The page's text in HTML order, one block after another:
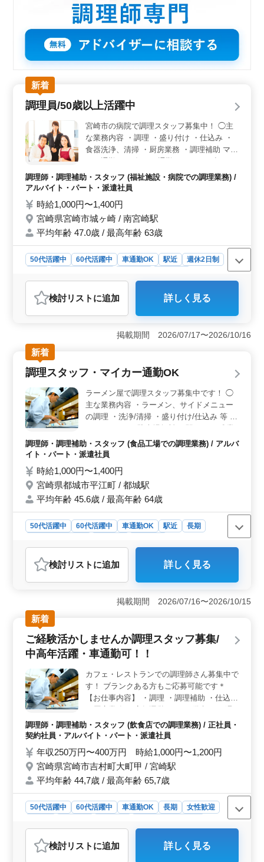
新着
調理員/50歳以上活躍中
宮崎市の病院で調理スタッフ募集中！ ◯主
な業務内容 ・調理 ・盛り付け ・仕込み ・
食器洗浄、清掃 ・厨房業務 ・調理補助 マイ
済みます。 ＊ブランクOK ＊昇給制度あり
＊車通勤OK ＊50歳以上活躍中 ＊60歳以上
調理師・調理補助・スタッフ (福祉施設・病院での調理業務) /
アルバイト・パート・派遣社員
時給1,000円〜1,400円
宮崎県宮崎市城ヶ崎 / 南宮崎駅
平均年齢 47.0歳 / 最高年齢 63歳
50代活躍中 60代活躍中 車通勤OK 駅近
週休2日制
調理師・調理補助・スタッフ
おすすめポイント
＜経験不問・ブランクOK＞ 調理経験が1年以上あれば
応募可能で、ブランクがあっても問題ありません。中高
年も活躍中で、年齢を気にせず働ける環境が整っていま
す。 ＜通勤しやすい環境＞ 駅から近く、車通勤も
OK。駐車場も完備されており、毎日の通勤が快適です。
通勤手当の支給もあり、通勤の負担もカバーされま
す。 ＜働きやすい勤務体制＞ 週3〜5日の勤務で、
週休二日制。シフト制で柔軟な働き方が可能です。残業
も少なく、プライベートの時間も大切にできます。
検討リスト に追加 詳しく見る
掲載期間 2026/07/17〜2026/10/16
新着
調理スタッフ・マイカー通勤OK
ラーメン屋で調理スタッフ募集中です！ ◯
主な業務内容 ・ラーメン、サイドメニュー
の調理 ・洗浄/清掃 ・盛り付け/仕込み 等 ＊
マイカーOK ＊駐車場無料 ＊駅チカ ＊残業
なし 地域に密着した、アットホームな職場
です。 ブランクがあっても安心してくださ
調理師・調理補助・スタッフ (食品工場での調理業務) / アルバ
イト・パート・派遣社員
時給1,000円〜1,400円
宮崎県都城市平江町 / 都城駅
平均年齢 45.6歳 / 最高年齢 64歳
50代活躍中 60代活躍中 車通勤OK 駅近
長期
調理師・調理補助・スタッフ
おすすめポイント
＜シニアが活躍できる職場＞ シニア世代が多く活躍し
ている職場です。ブランクがあっても調理経験が1年以上
あれば応募することができます。スキルがある方は、即
戦力として活躍できる環境が整っています。 ＜柔軟
な働き方＞ シフトは相談に応じて柔軟に対応できま
す。残業がなく、勤務時間も4時間程度のため、家庭やプ
ライベートとの両立がしやすい環境です。車通勤も可能
す。 ＜地域貢献とチームワーク＞ 地域に感動を提
供することをみんなで目指し、チームワークのよい職場
です。心のこもった接客と美味しい料理を提供すること
で、地域の皆さんに喜ばれるお店作りに貢献できる点が
魅力です。
検討リスト に追加 詳しく見る
掲載期間 2026/07/16〜2026/10/15
新着
ご経験活かしませんか調理スタッフ募集/
中高年活躍・車通勤可！！
カフェ・レストランでの調理師さん募集中で
す！ ブランクある方もご応募可能です＊
【お仕事内容】 ・調理 ・調理補助 ・仕込み
休2日シフト制 ・車通勤可能 ・社会保険完
備 ・交通費実費支給 ベテランならではのご
はお問い合わせください！
調理師・調理補助・スタッフ (飲食店での調理業務) / 正社員・
契約社員・アルバイト・パート・派遣社員
年収250万円〜400万円 時給1,000円〜1,200円
宮崎県宮崎市吉村町大町甲 / 宮崎駅
平均年齢 44,7歳 / 最高年齢 65,7歳
50代活躍中 60代活躍中 車通勤OK 長期
女性歓迎
おすすめポイント
検討リスト に追加 詳しく見る